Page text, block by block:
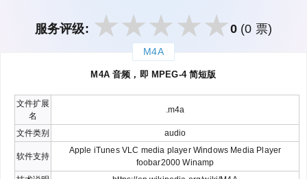
服务评级: 0 (0 票)
M4A
M4A 音频，即 MPEG-4 简短版
文件扩展
名
.m4a
文件类别 audio
软件支持
Apple iTunes VLC media player Windows Media Player
foobar2000 Winamp